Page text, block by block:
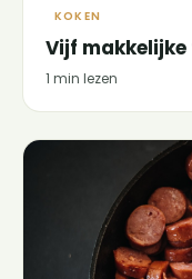
KOKEN
Vijf
1 min lezen